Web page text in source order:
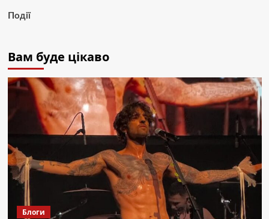
Події
Вам буде цікаво
Блоги